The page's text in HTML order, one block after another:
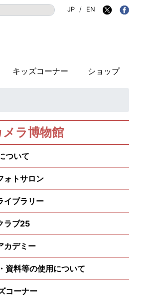
キッズコーナー ショップ
JP / EN
メラ博物館
ついて
ォトサロン
イブラリー
ラブ25
カデミー
資料等の使用について
コーナー